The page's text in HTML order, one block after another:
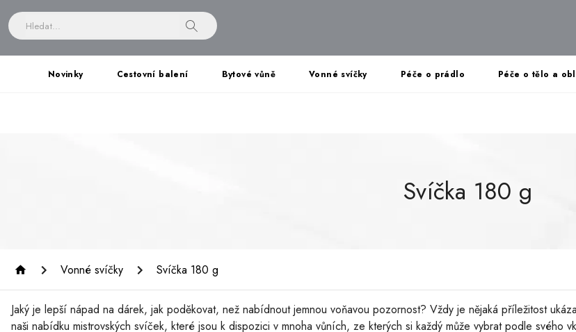
Novinky Cestovní balení Bytové vůně Vonné svíčky Péče o prádlo Péče o tělo a
Svíčka 180 g
Vonné svíčky Svíčka 180 g
Jaký je lepší nápad na dárek, jak poděkovat, než nabídnout jemnou voňavou pozornost? Vždy je nějaká příležitost
naši nabídku mistrovských svíček, které jsou k dispozici v mnoha vůních, ze kterých si každý může vybrat podle svého